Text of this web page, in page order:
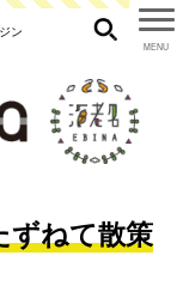
ン
ずねて散策